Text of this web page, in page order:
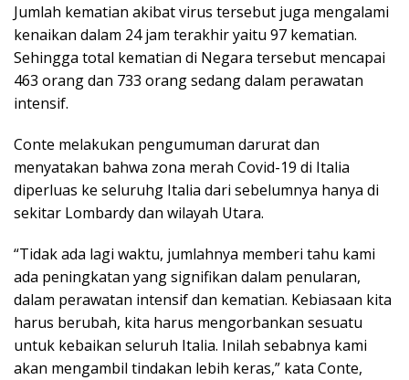
Jumlah kematian akibat virus tersebut juga mengalami
kenaikan dalam 24 jam terakhir yaitu 97 kematian.
Sehingga total kematian di Negara tersebut mencapai
463 orang dan 733 orang sedang dalam perawatan
intensif.
Conte melakukan pengumuman darurat dan
menyatakan bahwa zona merah Covid-19 di Italia
diperluas ke seluruhg Italia dari sebelumnya hanya di
sekitar Lombardy dan wilayah Utara.
“Tidak ada lagi waktu, jumlahnya memberi tahu kami
ada peningkatan yang signifikan dalam penularan,
dalam perawatan intensif dan kematian. Kebiasaan kita
harus berubah, kita harus mengorbankan sesuatu
untuk kebaikan seluruh Italia. Inilah sebabnya kami
akan mengambil tindakan lebih keras,” kata Conte,